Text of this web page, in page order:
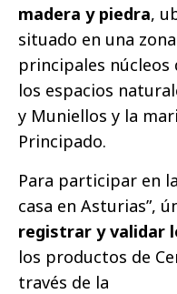
madera y piedra,
situado en una
principales
los espacios
y Muniellos y la
Principado.
Para participar en
casa en Asturias”,
registrar y validar
los productos de
través de la